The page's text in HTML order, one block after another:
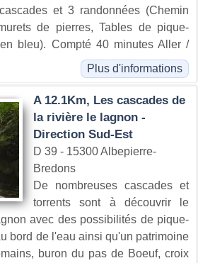
et 3 randonnées (Chemin
de pierres, Tables de pique-
bleu). Compté 40 minutes Aller /
Plus d'informations
A 12.1Km, Les cascades de
la rivière le lagnon -
Direction Sud-Est
D 39 - 15300 Albepierre-
Bredons
De nombreuses cascades et
torrents sont à découvrir le
avec des possibilités de pique-
bord de l'eau ainsi qu'un patrimoine
buron du pas de Boeuf, croix